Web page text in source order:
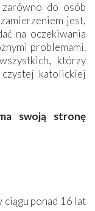
zarówno do osób
jest,
na oczekiwania
problemami.
którzy
katolickiej
swoją stronę
ciągu ponad 16 lat